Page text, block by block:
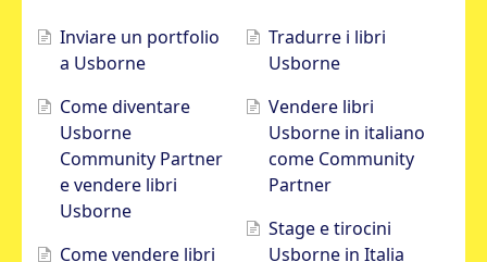
Inviare un portfolio
a Usborne
Come diventare
Usborne
Community Partner
e vendere libri
Usborne
Come vendere libri
Tradurre i libri
Usborne
Vendere libri
Usborne in italiano
come Community
Partner
Stage e tirocini
Usborne in Italia